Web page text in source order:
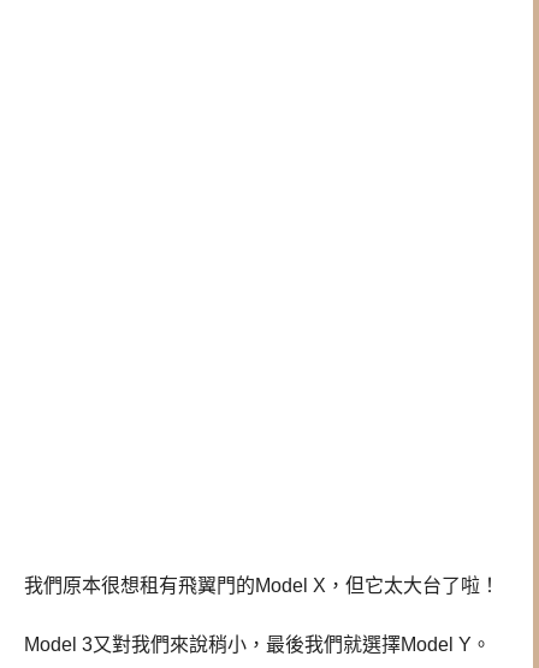
我們原本很想租有飛翼門的Model X，但它太大台了啦！
Model 3又對我們來說稍小，最後我們就選擇Model Y。